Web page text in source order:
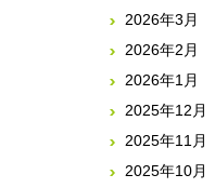
2026年3月
2026年2月
2026年1月
2025年12月
2025年11月
2025年10月